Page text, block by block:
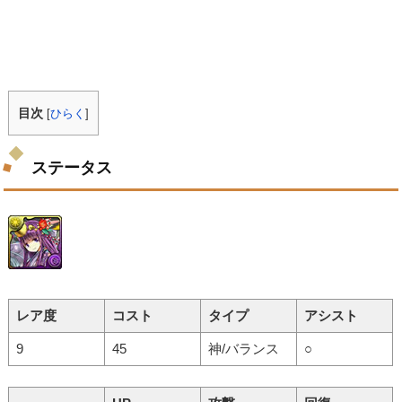
目次 [ひらく]
ステータス
レア度 コスト タイプ アシスト
9 45 神/バランス ○